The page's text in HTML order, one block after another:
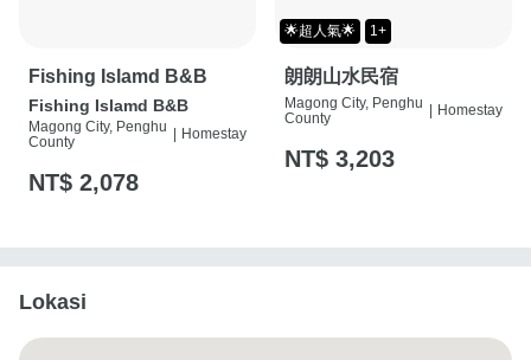
Fishing Islamd B&B
Fishing Islamd B&B
Magong City, Penghu
County
Homestay
NT$ 2,078
🌟超人氣🌟 1+
朗朗山水民宿
Magong City, Penghu
County
Homestay
NT$ 3,203
Lokasi